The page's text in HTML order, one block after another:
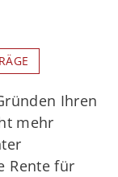
Ihren
mehr
Rente für